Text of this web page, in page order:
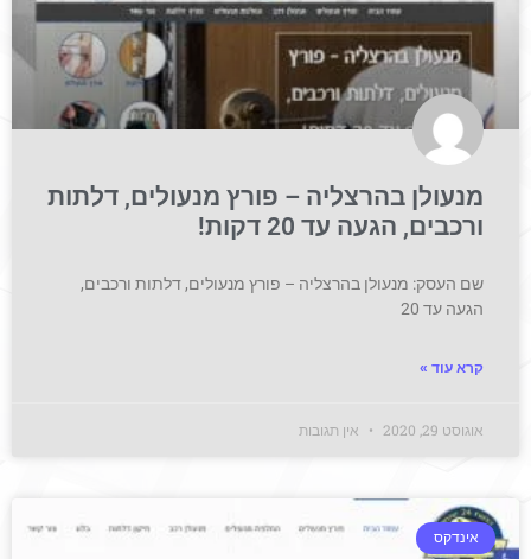
מנעולן בהרצליה – פורץ מנעולים, דלתות
ורכבים, הגעה עד 20 דקות!
שם העסק: מנעולן בהרצליה – פורץ מנעולים, דלתות ורכבים,
הגעה עד 20
קרא עוד »
אוגוסט 29, 2020 אין תגובות
אינדקס